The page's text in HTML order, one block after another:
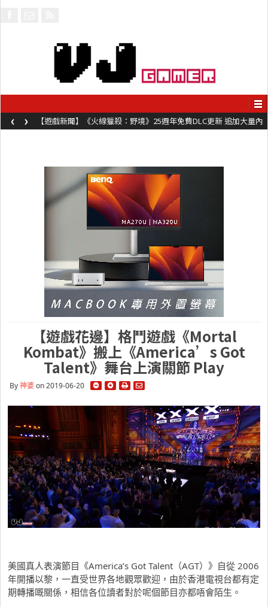
【遊戲新聞】《火線獵殺：野境》25週年免費DLC更新 追加大量內
容同時系舊作限時超平價折扣
‹ ›
【遊戲花邊】格鬥遊戲《Mortal
Kombat》搬上《America’s Got
Talent》舞台上演關節 Play
By神婆on 2019-06-20
美國真人表演節目《America’s Got Talent（AGT）》自從 2006
年開播以黎，一直受世界各地觀眾歡迎，由於香港電視台都有定
期轉播嘅關係，相信各位讀者對於呢個節目亦都唔會陌生。